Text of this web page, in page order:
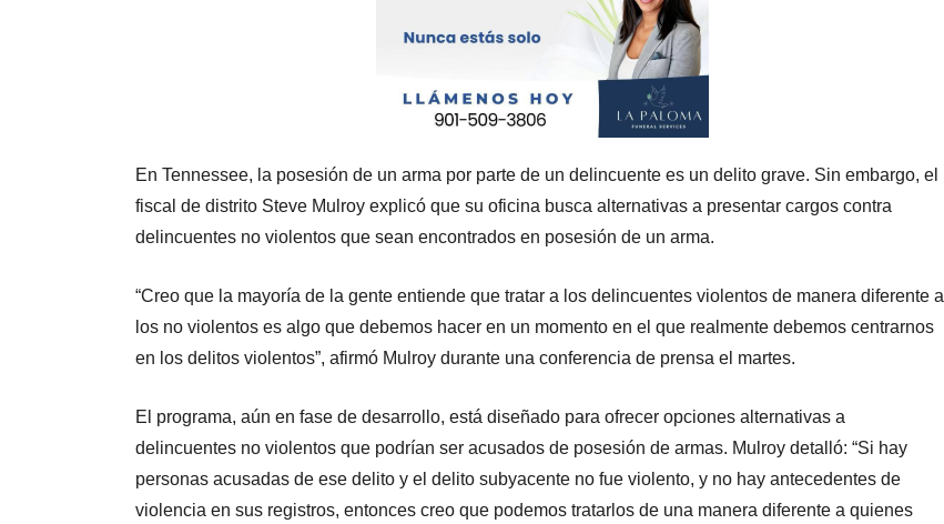
En Tennessee, la posesión de un arma por parte de un delincuente es un delito grave. Sin embargo, el
fiscal de distrito Steve Mulroy explicó que su oficina busca alternativas a presentar cargos contra
delincuentes no violentos que sean encontrados en posesión de un arma.
“Creo que la mayoría de la gente entiende que tratar a los delincuentes violentos de manera diferente a
los no violentos es algo que debemos hacer en un momento en el que realmente debemos centrarnos
en los delitos violentos”, afirmó Mulroy durante una conferencia de prensa el martes.
El programa, aún en fase de desarrollo, está diseñado para ofrecer opciones alternativas a
delincuentes no violentos que podrían ser acusados de posesión de armas. Mulroy detalló: “Si hay
personas acusadas de ese delito y el delito subyacente no fue violento, y no hay antecedentes de
violencia en sus registros, entonces creo que podemos tratarlos de una manera diferente a quienes